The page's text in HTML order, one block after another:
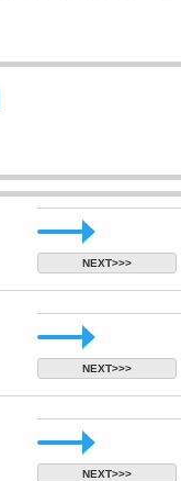
NEXT>>>
NEXT>>>
NEXT>>>